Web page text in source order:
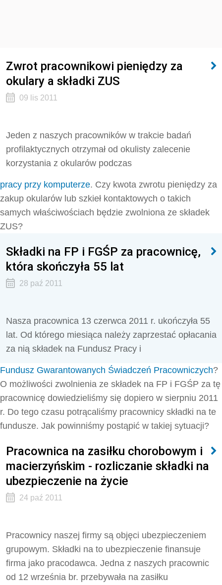
Zwrot pracownikowi pieniędzy za
okulary a składki ZUS
09 lis 2011
Jeden z naszych pracowników w trakcie badań
profilaktycznych otrzymał od okulisty zalecenie
korzystania z okularów podczas
pracy przy komputerze. Czy kwota zwrotu pieniędzy za
zakup okularów lub szkieł kontaktowych o takich
samych właściwościach będzie zwolniona ze składek
ZUS?
Składki na FP i FGŚP za pracownicę,
która skończyła 55 lat
28 paź 2011
Nasza pracownica 13 czerwca 2011 r. ukończyła 55
lat. Od którego miesiąca należy zaprzestać opłacania
za nią składek na Fundusz Pracy i
Fundusz Gwarantowanych Świadczeń Pracowniczych?
O możliwości zwolnienia ze składek na FP i FGŚP za tę
pracownicę dowiedzieliśmy się dopiero w sierpniu 2011
r. Do tego czasu potrącaliśmy pracownicy składki na te
fundusze. Jak powinniśmy postąpić w takiej sytuacji?
Pracownica na zasiłku chorobowym i
macierzyńskim - rozliczanie składki na
ubezpieczenie na życie
24 paź 2011
Pracownicy naszej firmy są objęci ubezpieczeniem
grupowym. Składki na to ubezpieczenie finansuje
firma jako pracodawca. Jedna z naszych pracownic
od 12 września br. przebywała na zasiłku